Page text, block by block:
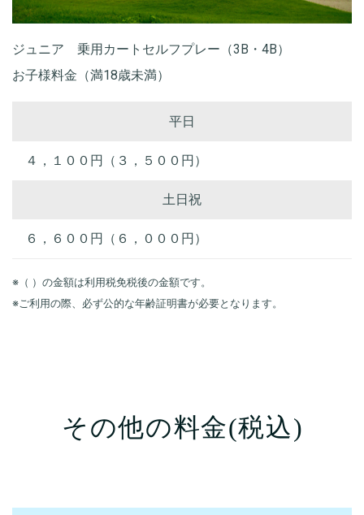
ジュニア 乗用カートセルフプレー（3B・4B）
お子様料金（満18歳未満）
平日
４，１００円（３，５００円）
土日祝
６，６００円（６，０００円）
※（ ）の金額は利用税免税後の金額です。
※ご利用の際、必ず公的な年齢証明書が必要となります。
その他の料金(税込)